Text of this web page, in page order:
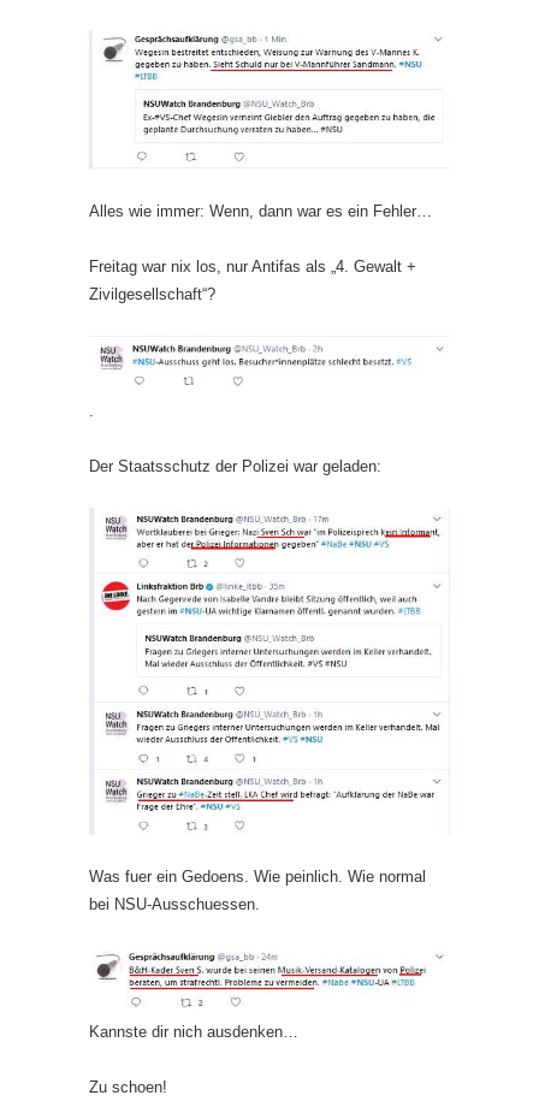
Alles wie immer: Wenn, dann war es ein Fehler…
Freitag war nix los, nur Antifas als „4. Gewalt +
Zivilgesellschaft“?
.
Der Staatsschutz der Polizei war geladen:
Was fuer ein Gedoens. Wie peinlich. Wie normal
bei NSU-Ausschuessen.
Kannste dir nich ausdenken…
Zu schoen!